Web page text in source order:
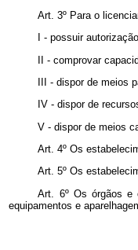
Art. 3º Para o
I - possuir
II - comprovar
III - dispor de meios
IV - dispor de
V - dispor de meios
Art. 4º Os
Art. 5º Os
Art. 6º Os órgãos e
equipamentos e